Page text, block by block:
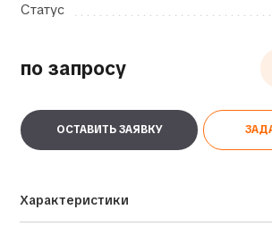
Статус
по запросу
ОСТАВИТЬ ЗАЯВКУ
Характеристики